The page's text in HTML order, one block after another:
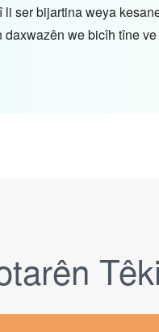
li ser bijartina weya
daxwazên we bicîh tîne